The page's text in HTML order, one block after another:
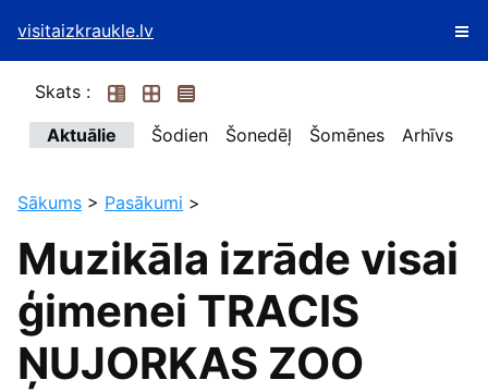
visitaizkraukle.lv
Skats :
Aktuālie
Šodien Šonedēļ Šomēnes Arhīvs
Sākums > Pasākumi >
Muzikāla izrāde visai
ģimenei TRACIS
ŅUJORKAS ZOO